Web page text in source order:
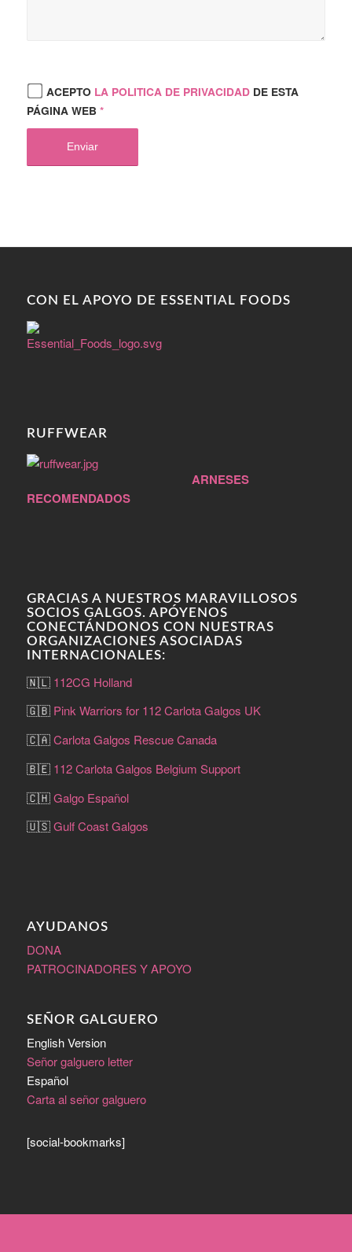
ACEPTO LA POLITICA DE PRIVACIDADDE ESTA
PÁGINA WEB *
CON EL APOYO DE ESSENTIAL FOODS
RUFFWEAR
ARNESES
RECOMENDADOS
GRACIAS A NUESTROS MARAVILLOSOS
SOCIOS GALGOS. APÓYENOS
CONECTÁNDONOS CON NUESTRAS
ORGANIZACIONES ASOCIADAS
INTERNACIONALES:
🇳🇱 112CG Holland
🇬🇧 Pink Warriors for 112 Carlota Galgos UK
🇨🇦Carlota Galgos Rescue Canada
🇧🇪 112 Carlota Galgos Belgium Support
🇨🇭Galgo Español
🇺🇸Gulf Coast Galgos
AYUDANOS
DONA
PATROCINADORES Y APOYO
SEÑOR GALGUERO
English Version
Señor galguero letter
Español
Carta al señor galguero
[social-bookmarks]